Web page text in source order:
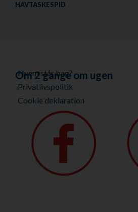
HAVTASKESPID
Om 2 gange om ugen
Hvem står bag?
Privatlivspolitik
Cookie deklaration